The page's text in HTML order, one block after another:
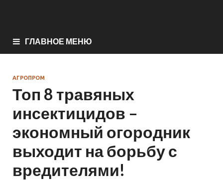
ГЛАВНОЕ МЕНЮ
АГРОПРОМ
Топ 8 травяных
инсектицидов –
экономный огородник
выходит на борьбу с
вредителями!